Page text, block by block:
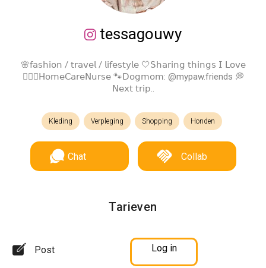
tessagouwy
🌸𝖿𝖺𝗌𝗁𝗂𝗈𝗇 / 𝗍𝗋𝖺𝗏𝖾𝗅 / 𝗅𝗂𝖿𝖾𝗌𝗍𝗒𝗅𝖾 🤍𝖲𝗁𝖺𝗋𝗂𝗇𝗀 𝗍𝗁𝗂𝗇𝗀𝗌 𝖨 𝖫𝗈𝗏𝖾
👩🏼‍⚕️𝖧𝗈𝗆𝖾𝖢𝖺𝗋𝖾𝖭𝗎𝗋𝗌𝖾 🐾𝖣𝗈𝗀𝗆𝗈𝗆: @mypaw.friends 💭
𝖭𝖾𝗑𝗍 𝗍𝗋𝗂𝗉..
Kleding Verpleging Shopping Honden
Chat Collab
Tarieven
Post Log in